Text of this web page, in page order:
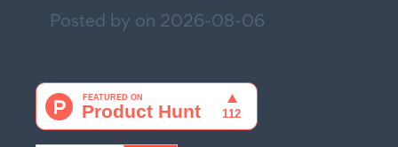
Posted by on 2026-08-06